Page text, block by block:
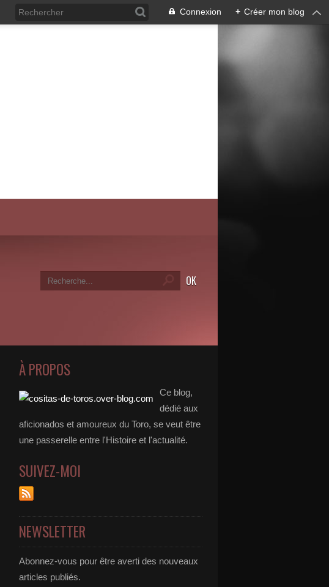
Connexion + Créer mon blog
À PROPOS
Ce blog,
dédié aux
aficionados et amoureux du Toro, se veut être
une passerelle entre l'Histoire et l'actualité.
SUIVEZ-MOI
NEWSLETTER
Abonnez-vous pour être averti des nouveaux
articles publiés.